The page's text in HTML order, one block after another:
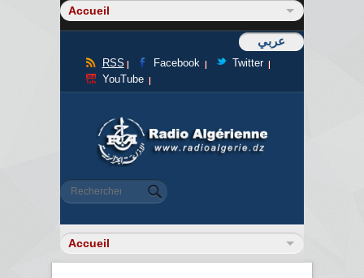
عربي
RSS Facebook
Twitter
YouTube
Formulaire de recherche
Rechercher